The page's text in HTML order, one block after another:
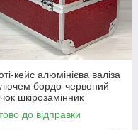
кейс алюмінієва валіза
бордо-червоний
шкірозамінник
до відправки